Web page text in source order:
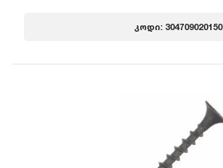
კოდი: 304709020150